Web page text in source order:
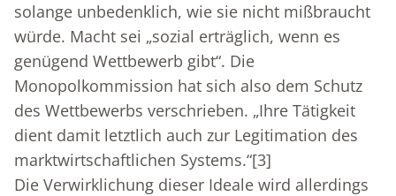
solange unbedenklich, wie sie nicht mißbraucht
würde. Macht sei „sozial erträglich, wenn es
genügend Wettbewerb gibt“. Die
Monopolkommission hat sich also dem Schutz
des Wettbewerbs verschrieben. „Ihre Tätigkeit
dient damit letztlich auch zur Legitimation des
marktwirtschaftlichen Systems.“[3]
Die Verwirklichung dieser Ideale wird allerdings